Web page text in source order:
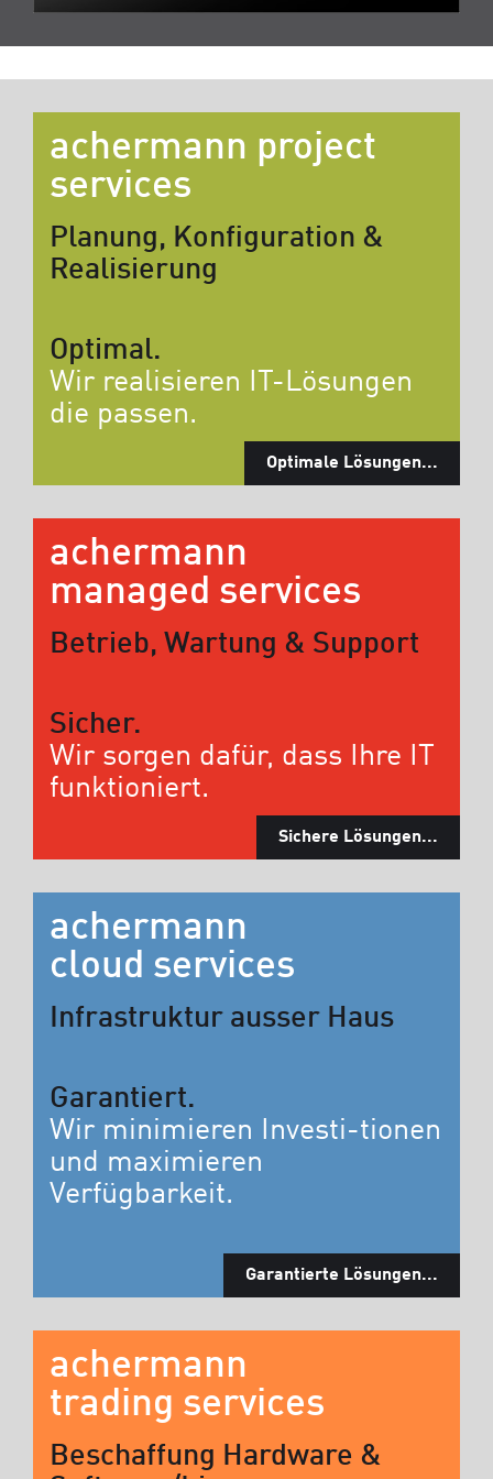
achermann project
services
Planung, Konfiguration &
Realisierung
Optimal.
Wir realisieren IT-Lösungen
die passen.
Optimale Lösungen...
achermann
managed services
Betrieb, Wartung & Support
Sicher.
Wir sorgen dafür, dass Ihre IT
funktioniert.
Sichere Lösungen...
achermann
cloud services
Infrastruktur ausser Haus
Garantiert.
Wir minimieren Investi-tionen
und maximieren
Verfügbarkeit.
Garantierte Lösungen...
achermann
trading services
Beschaffung Hardware &